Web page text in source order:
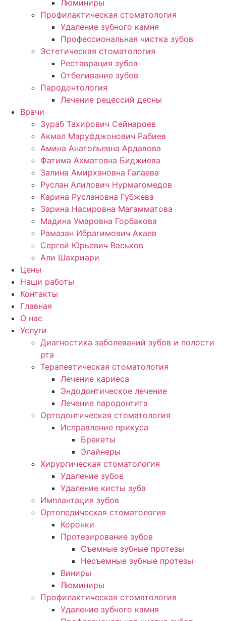
Люминиры
Профилактическая стоматология
Удаление зубного камня
Профессиональная чистка зубов
Эстетическая стоматология
Реставрация зубов
Отбеливание зубов
Пародонтология
Лечение рецессий десны
Врачи
Зураб Тахирович Сейнароев
Акмал Маруфджонович Рабиев
Амина Анатольевна Ардавова
Фатима Ахматовна Биджиева
Залина Амирхановна Галаева
Руслан Алилович Нурмагомедов
Карина Руслановна Губжева
Зарина Насировна Магамматова
Мадина Умаровна Горбакова
Рамазан Ибрагимович Акаев
Сергей Юрьевич Васьков
Али Шахриари
Цены
Наши работы
Контакты
Главная
О нас
Услуги
Диагностика заболеваний зубов и полости
рта
Терапевтическая стоматология
Лечение кариеса
Эндодонтическое лечение
Лечение пародонтита
Ортодонтическая стоматология
Исправление прикуса
Брекеты
Элайнеры
Хирургическая стоматология
Удаление зубов
Удаление кисты зуба
Имплантация зубов
Ортопедическая стоматология
Коронки
Протезирование зубов
Съемные зубные протезы
Несъемные зубные протезы
Виниры
Люминиры
Профилактическая стоматология
Удаление зубного камня